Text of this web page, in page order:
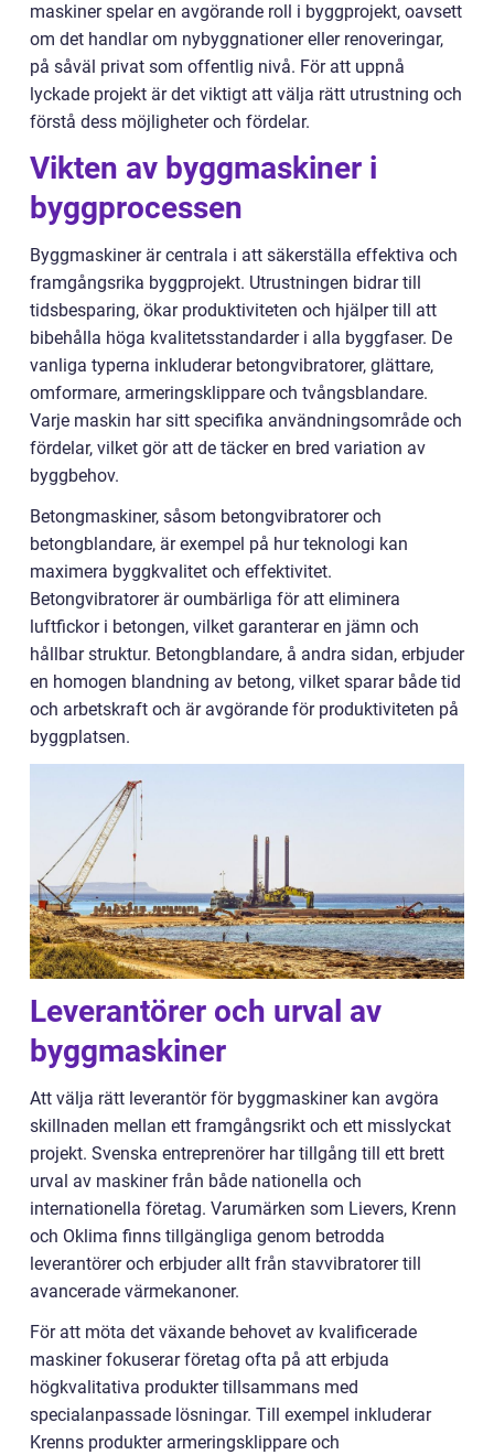
maskiner spelar en avgörande roll i byggprojekt, oavsett
om det handlar om nybyggnationer eller renoveringar,
på såväl privat som offentlig nivå. För att uppnå
lyckade projekt är det viktigt att välja rätt utrustning och
förstå dess möjligheter och fördelar.
Vikten av byggmaskiner i
byggprocessen
Byggmaskiner är centrala i att säkerställa effektiva och
framgångsrika byggprojekt. Utrustningen bidrar till
tidsbesparing, ökar produktiviteten och hjälper till att
bibehålla höga kvalitetsstandarder i alla byggfaser. De
vanliga typerna inkluderar betongvibratorer, glättare,
omformare, armeringsklippare och tvångsblandare.
Varje maskin har sitt specifika användningsområde och
fördelar, vilket gör att de täcker en bred variation av
byggbehov.
Betongmaskiner, såsom betongvibratorer och
betongblandare, är exempel på hur teknologi kan
maximera byggkvalitet och effektivitet.
Betongvibratorer är oumbärliga för att eliminera
luftfickor i betongen, vilket garanterar en jämn och
hållbar struktur. Betongblandare, å andra sidan, erbjuder
en homogen blandning av betong, vilket sparar både tid
och arbetskraft och är avgörande för produktiviteten på
byggplatsen.
Leverantörer och urval av
byggmaskiner
Att välja rätt leverantör för byggmaskiner kan avgöra
skillnaden mellan ett framgångsrikt och ett misslyckat
projekt. Svenska entreprenörer har tillgång till ett brett
urval av maskiner från både nationella och
internationella företag. Varumärken som Lievers, Krenn
och Oklima finns tillgängliga genom betrodda
leverantörer och erbjuder allt från stavvibratorer till
avancerade värmekanoner.
För att möta det växande behovet av kvalificerade
maskiner fokuserar företag ofta på att erbjuda
högkvalitativa produkter tillsammans med
specialanpassade lösningar. Till exempel inkluderar
Krenns produkter armeringsklippare och